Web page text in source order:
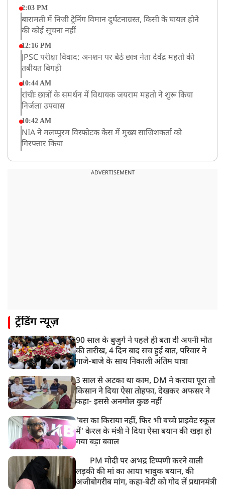
2:03 PM
बारामती में निजी ट्रेनिंग विमान दुर्घटनाग्रस्त, किसी के घायल होने
की कोई सूचना नहीं
12:16 PM
JPSC परीक्षा विवाद: अनशन पर बैठे छात्र नेता देवेंद्र महतो की
तबीयत बिगड़ी
10:44 AM
रांचीः छात्रों के समर्थन में विधायक जयराम महतो ने शुरू किया
निर्जला उपवास
10:42 AM
NIA ने मलप्पुरम विस्फोटक केस में मुख्य साजिशकर्ता को
गिरफ्तार किया
PM मोदी को आया अमेरिकी उपराष्ट्रपति जेडी वेंस का फोन,
ADVERTISEMENT
ट्रेंडिंग न्यूज़
90 साल के बुजुर्ग ने पहले ही बता दी अपनी मौत
की तारीख, 4 दिन बाद सच हुई बात, परिवार ने
गाजे-बाजे के साथ निकाली अंतिम यात्रा
3 साल से अटका था काम, DM ने कराया पूरा तो
किसान ने दिया ऐसा तोहफा, देखकर अफसर ने
कहा- इससे अनमोल कुछ नहीं
'बस का किराया नहीं, फिर भी बच्चे प्राइवेट स्कूल
में' केरल के मंत्री ने दिया ऐसा बयान की खड़ा हो
गया बड़ा बवाल
PM मोदी पर अभद्र टिप्पणी करने वाली
लड़की की मां का आया भावुक बयान, की
अजीबोगरीब मांग, कहा-बेटी को गोद लें प्रधानमंत्री